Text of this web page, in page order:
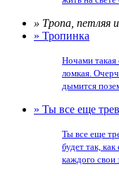
» Тропа, петляя
» Тропинка
Ночами такая
ломкая.
дымится
» Ты все еще
Ты все еще
будет так,
каждого свои